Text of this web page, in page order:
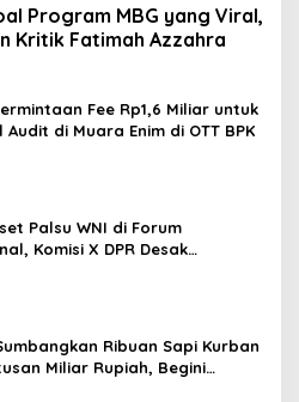
Program MBG yang Viral,
Pujian 4 Poin Kritik Fatimah Azzahra
Fee Rp1,6 Miliar untuk
Audit di Muara Enim di OTT BPK
Palsu WNI di Forum
Komisi X DPR Desak
Penegakan Sanksi Etik
Ribuan Sapi Kurban
Miliar Rupiah, Begini
Menkeu Purbaya